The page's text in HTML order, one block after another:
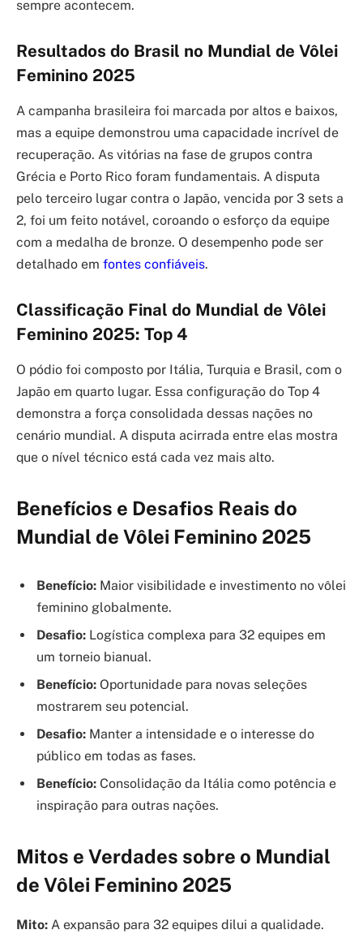
sempre acontecem.
Resultados do Brasil no Mundial de Vôlei
Feminino 2025
A campanha brasileira foi marcada por altos e baixos,
mas a equipe demonstrou uma capacidade incrível de
recuperação. As vitórias na fase de grupos contra
Grécia e Porto Rico foram fundamentais. A disputa
pelo terceiro lugar contra o Japão, vencida por 3 sets a
2, foi um feito notável, coroando o esforço da equipe
com a medalha de bronze. O desempenho pode ser
detalhado em fontes confiáveis.
Classificação Final do Mundial de Vôlei
Feminino 2025: Top 4
O pódio foi composto por Itália, Turquia e Brasil, com o
Japão em quarto lugar. Essa configuração do Top 4
demonstra a força consolidada dessas nações no
cenário mundial. A disputa acirrada entre elas mostra
que o nível técnico está cada vez mais alto.
Benefícios e Desafios Reais do
Mundial de Vôlei Feminino 2025
Benefício: Maior visibilidade e investimento no vôlei
feminino globalmente.
Desafio: Logística complexa para 32 equipes em
um torneio bianual.
Benefício: Oportunidade para novas seleções
mostrarem seu potencial.
Desafio: Manter a intensidade e o interesse do
público em todas as fases.
Benefício: Consolidação da Itália como potência e
inspiração para outras nações.
Mitos e Verdades sobre o Mundial
de Vôlei Feminino 2025
Mito: A expansão para 32 equipes dilui a qualidade.